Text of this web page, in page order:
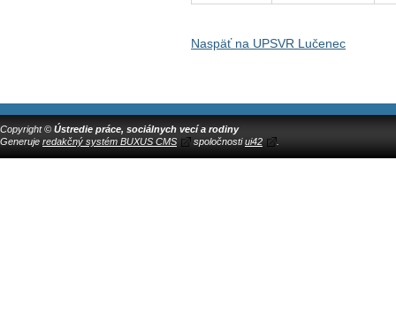
Naspäť na UPSVR Lučenec
Copyright © Ústredie práce, sociálnych vecí a rodiny
Generuje redakčný systém BUXUS CMS spoločnostiui42